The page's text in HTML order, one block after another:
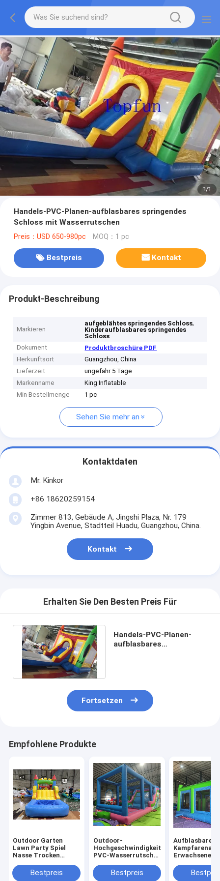
1/1
Handels-PVC-Planen-aufblasbares springendes
Schloss mit Wasserrutschen
Preis：USD 650-980pc MOQ：1 pc
Bestpreis Kontakt
Produkt-Beschreibung
Markieren
aufgeblähtes springendes Schloss,
Kinderaufblasbares springendes
Schloss
Dokument
Produktbroschüre PDF
Herkunftsort
Guangzhou, China
Lieferzeit
ungefähr 5 Tage
Markenname
King Inflatable
Min Bestellmenge
1 pc
Sehen Sie mehr an
Kontaktdaten
Mr. Kinkor
+86 18620259154
Zimmer 813, Gebäude A, Jingshi Plaza, Nr. 179
Yingbin Avenue, Stadtteil Huadu, Guangzhou, China.
Kontakt
Erhalten Sie Den Besten Preis Für
Handels-PVC-Planen-
aufblasbares
Fortsetzen
Empfohlene Produkte
Outdoor Garten
Lawn Party Spiel
Nasse Trocken
Sprunghaus Combo
Hindernisplatz mit
Bestpreis
Outdoor-
Hochgeschwindigkeits-
PVC-Wasserrutsche
AufblasenBestpreis
Aufblasbare
Kampfarena
Erwachsene
Aufblasbare
Gladiatoren